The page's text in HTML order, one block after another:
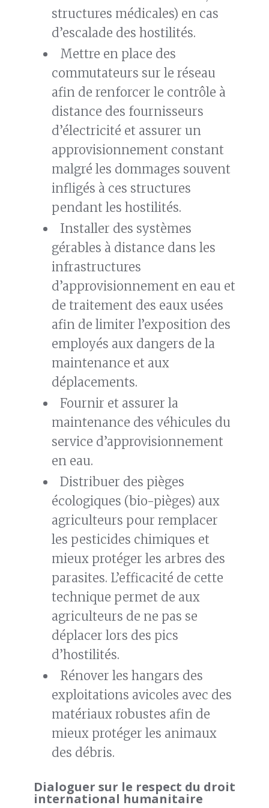
structures médicales) en cas
d’escalade des hostilités.
Mettre en place des
commutateurs sur le réseau
afin de renforcer le contrôle à
distance des fournisseurs
d’électricité et assurer un
approvisionnement constant
malgré les dommages souvent
infligés à ces structures
pendant les hostilités.
Installer des systèmes
gérables à distance dans les
infrastructures
d’approvisionnement en eau et
de traitement des eaux usées
afin de limiter l’exposition des
employés aux dangers de la
maintenance et aux
déplacements.
Fournir et assurer la
maintenance des véhicules du
service d’approvisionnement
en eau.
Distribuer des pièges
écologiques (bio-pièges) aux
agriculteurs pour remplacer
les pesticides chimiques et
mieux protéger les arbres des
parasites. L’efficacité de cette
technique permet de aux
agriculteurs de ne pas se
déplacer lors des pics
d’hostilités.
Rénover les hangars des
exploitations avicoles avec des
matériaux robustes afin de
mieux protéger les animaux
des débris.
Dialoguer sur le respect du droit
international humanitaire